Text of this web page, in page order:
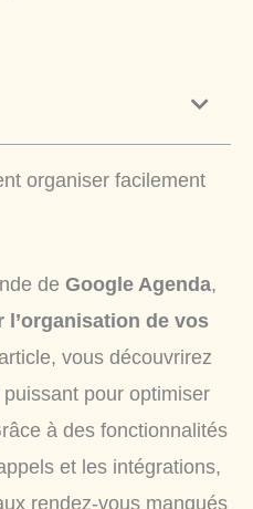
organiser facilement
de Google Agenda,
l’organisation de vos
vous découvrirez
pour optimiser
à des fonctionnalités
et les intégrations,
rendez-vous manqués